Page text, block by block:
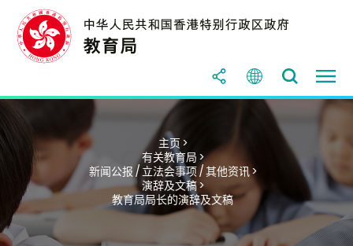
主页 >
有关教育局 >
新闻公报 / 立法会事项 / 其他资讯 >
演辞及文稿 >
教育局局长的演辞及文稿